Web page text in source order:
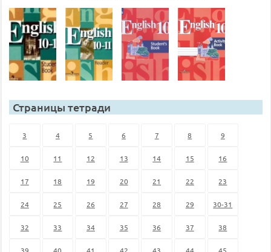
Страницы тетради
3 4 5 6 7 8 9
10 11 12 13 14 15 16
17 18 19 20 21 22 23
24 25 26 27 28 29 30-31
32 33 34 35 36 37 38